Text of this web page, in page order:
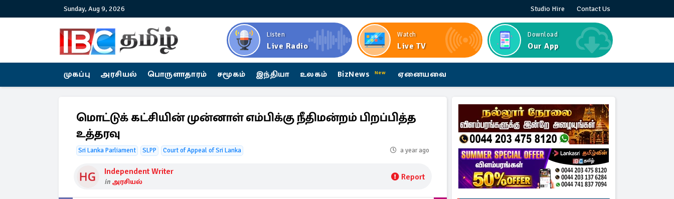
Sunday, Aug 9, 2026 Studio Hire Contact Us
Listen
Live Radio
Watch
Live TV
Download
Our App
முகப்பு அரசியல் பொருளாதாரம் சமூகம் இந்தியா உலகம் BizNews New ஏனையவை
மொட்டுக் கட்சியின் முன்னாள் எம்பிக்கு நீதிமன்றம் பிறப்பித்த
உத்தரவு
Sri Lanka Parliament SLPP Court of Appeal of Sri Lanka a year ago
Independent Writer
in அரசியல் Report